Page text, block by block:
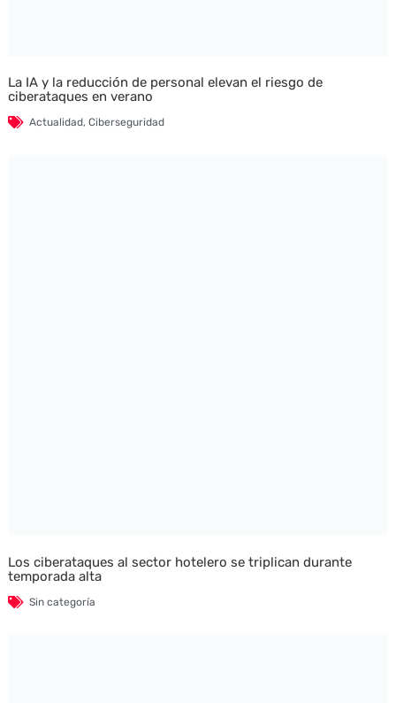
La IA y la reducción de personal elevan el riesgo de
ciberataques en verano
Actualidad, Ciberseguridad
Los ciberataques al sector hotelero se triplican durante
temporada alta
Sin categoría